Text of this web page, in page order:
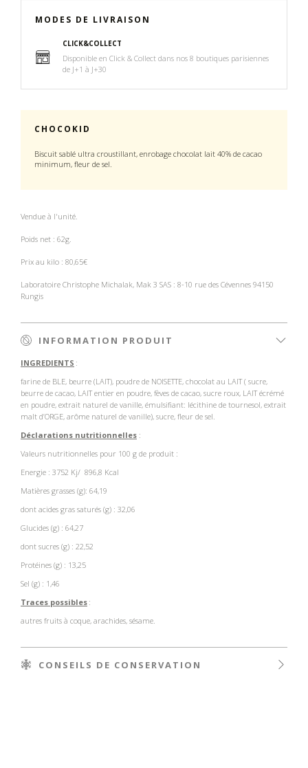
MODES DE LIVRAISON
CLICK&COLLECT
Disponible en Click & Collect dans nos 8 boutiques parisiennes
de J+1 à J+30
CHOCOKID
Biscuit sablé ultra croustillant, enrobage chocolat lait 40% de cacao
minimum, fleur de sel.
Vendue à l'unité.
Poids net : 62g.
Prix au kilo : 80,65€
Laboratoire Christophe Michalak, Mak 3 SAS : 8-10 rue des Cévennes 94150
Rungis
INFORMATION PRODUIT
INGREDIENTS :
farine de BLE, beurre (LAIT), poudre de NOISETTE, chocolat au LAIT ( sucre,
beurre de cacao, LAIT entier en poudre, fèves de cacao, sucre roux, LAIT écrémé
en poudre, extrait naturel de vanille, émulsifiant: lécithine de tournesol, extrait
malt d’ORGE, arôme naturel de vanille), sucre, fleur de sel.
Déclarations nutritionnelles :
Valeurs nutritionnelles pour 100 g de produit :
Energie : 3752 Kj/ 896,8 Kcal
Matières grasses (g): 64,19
dont acides gras saturés (g) : 32,06
Glucides (g) : 64,27
dont sucres (g) : 22,52
Protéines (g) : 13,25
Sel (g) : 1,46
Traces possibles :
autres fruits à coque, arachides, sésame.
CONSEILS DE CONSERVATION